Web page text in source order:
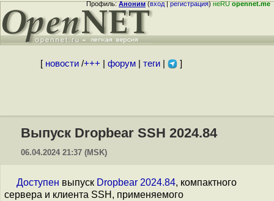
Профиль:Аноним(вход|регистрация)неRUopennet.me
[ новости/+++ форум| теги| ]
Выпуск Dropbear SSH 2024.84
06.04.2024 21:37 (MSK)
Доступен выпуск Dropbear 2024.84, компактного
сервера и клиента SSH, применяемого